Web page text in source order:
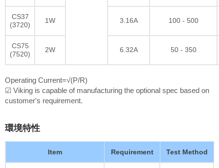
CS37
(3720)
1W 3.16A 100 - 500
CS75
(7520)
2W 6.32A 50 - 350
Operating Current=√(P/R)
☑ Viking is capable of manufacturing the optional spec based on
customer's requirement.
環境特性
Item Requirement Test Method